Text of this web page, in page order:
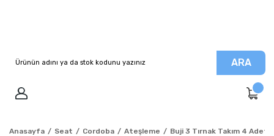
ARA
Anasayfa Seat Cordoba Ateşleme Buji 3 Tırnak Takım 4